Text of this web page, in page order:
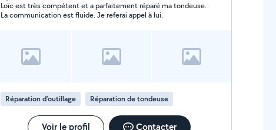
Loïc est très compétent et a parfaitement réparé ma tondeuse.
La communication est fluide. Je referai appel à lui.
Réparation d’outillage Réparation de tondeuse
Voir le profil Contacter